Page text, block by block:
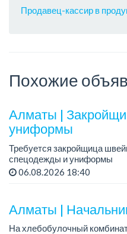
Продавец-кассир в
Похожие
Алматы |
униформы
Требуется закройщица
спецодежды и униформы
Рабочий день с 9:00 до 18:00
06.08.2026 18:40
Алматы |
На хлебобулочный